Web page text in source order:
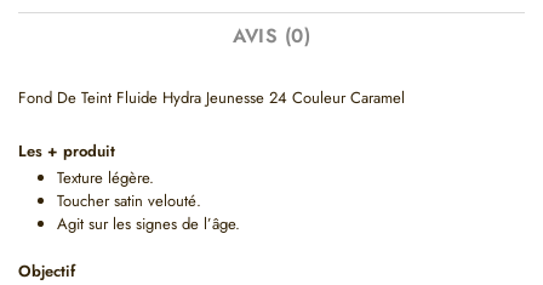
AVIS (0)
Fond De Teint Fluide Hydra Jeunesse 24 Couleur Caramel
Les + produit
Texture légère.
Toucher satin velouté.
Agit sur les signes de l’âge.
Objectif